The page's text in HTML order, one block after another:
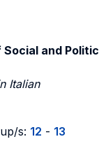
and
Italian
s: 12 - 13